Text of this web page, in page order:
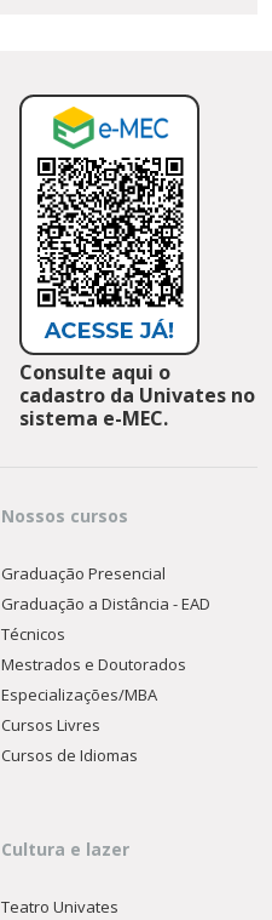
Consulte aqui o
cadastro da Univates no
sistema e-MEC.
Nossos cursos
Graduação Presencial
Graduação a Distância - EAD
Técnicos
Mestrados e Doutorados
Especializações/MBA
Cursos Livres
Cursos de Idiomas
Cultura e lazer
Teatro Univates